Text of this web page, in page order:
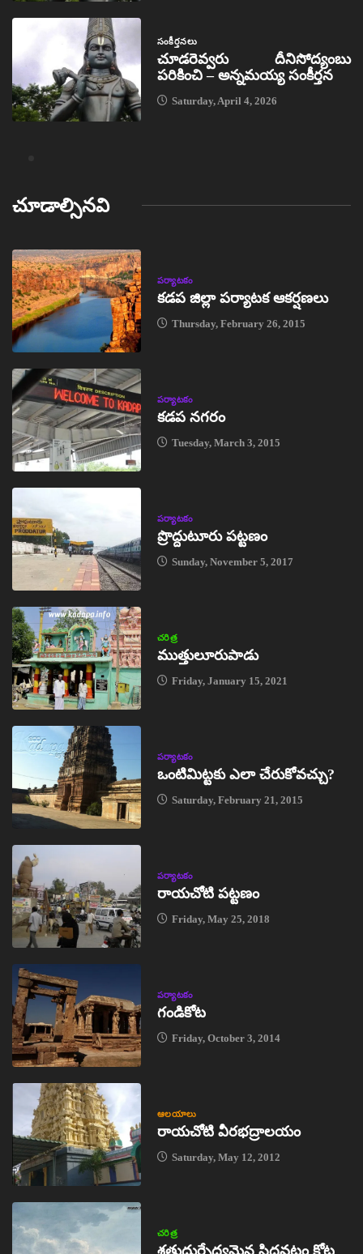
సంకీర్తనలు
చూడరెవ్వరు దీనిసోద్యంబు
పరికించి – అన్నమయ్య సంకీర్తన
Saturday, April 4, 2026
చూడాల్సినవి
పర్యాటకం
కడప జిల్లా పర్యాటక ఆకర్షణలు
Thursday, February 26, 2015
పర్యాటకం
కడప నగరం
Tuesday, March 3, 2015
పర్యాటకం
ప్రొద్దుటూరు పట్టణం
Sunday, November 5, 2017
చరిత్ర
ముత్తులూరుపాడు
Friday, January 15, 2021
పర్యాటకం
ఒంటిమిట్టకు ఎలా చేరుకోవచ్చు?
Saturday, February 21, 2015
పర్యాటకం
రాయచోటి పట్టణం
Friday, May 25, 2018
పర్యాటకం
గండికోట
Friday, October 3, 2014
ఆలయాలు
రాయచోటి వీరభద్రాలయం
Saturday, May 12, 2012
చరిత్ర